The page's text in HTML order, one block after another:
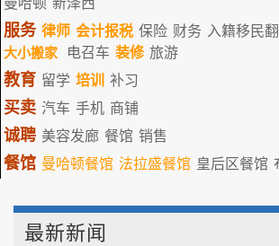
服务 律师 会计报税 保险 财务 入籍移民
大小搬家 电召车 装修 旅游
教育 留学 培训 补习
买卖 汽车 手机 商铺
诚聘 美容发廊 餐馆 销售
餐馆 曼哈顿餐馆 法拉盛餐馆 皇后区餐馆
最新新闻